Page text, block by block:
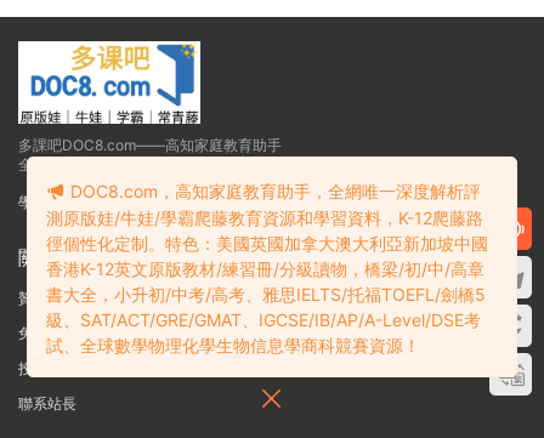
多課吧DOC8.com——高知家庭教育助手
全網唯一深度解析K12爬藤教育資源和學習資料
學霸必備：在線網盤教育資源學習資料目錄索引
關于
贊助細則
免責聲明
投稿須知
聯系站長
DOC8.com，高知家庭教育助手，全網唯一深度解析評
測原版娃/牛娃/學霸爬藤教育資源和學習資料，K-12爬藤路
徑個性化定制。特色：美國英國加拿大澳大利亞新加坡中國
香港K-12英文原版教材/練習冊/分級讀物，橋梁/初/中/高章
書大全，小升初/中考/高考、雅思IELTS/托福TOEFL/劍橋5
級、SAT/ACT/GRE/GMAT、IGCSE/IB/AP/A-Level/DSE考
試、全球數學物理化學生物信息學商科競賽資源！